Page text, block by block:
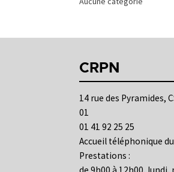
CRPN
14 rue des Pyramides,
01
01 41 92 25 25
Accueil téléphonique
Prestations :